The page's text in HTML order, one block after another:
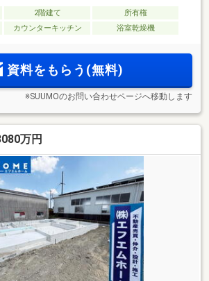
2階建て
所有権
カウンターキッチン 浴室乾燥機
資料をもらう(無料)
※SUUMOのお問い合わせページへ移動します
万円